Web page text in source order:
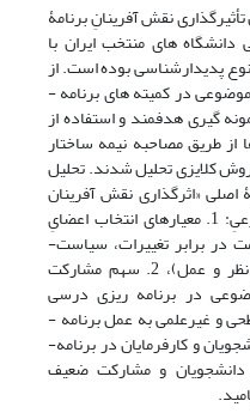
نقش ­آفرینانِ برنامۀ
­های منتخب ایران با
پدیدارشناسی بوده است. از
بین متخصصان برنامه ­ریزی درسی و موضوعی در کمیته ­های برنامه ­
روش نمونه­ گیری هدفمند و استفاده از
از طریق مصاحبه نیمه ­ساختار
کلایزی تحلیل شدند. تحلیل
«اثرگذاری نقش ­­آفرینان
برنامه ­ریزی درسی» و سه مقولۀ فرعیِ: 1. معیارهای انتخاب اعضایِ
کمیته­ های برنامه‌ریزی درسی (مقاومت در برابر تغییرات، سیاست­
زدگی و دوزیست نبودن در میدان نظر و عمل)، 2. سهم مشارکت
در برنامه­ ریزی درسی
(حاکمیت متخصص موضوعی، نگاه سطحی و غیرعلمی به عمل برنامه ­
ریزی درسی) و 3. سهم مشارکت دانشجویان و کارفرمایان در برنامه­
و مشارکت ضعیف